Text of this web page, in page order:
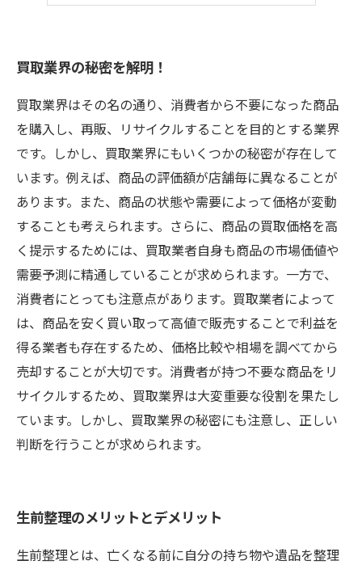
買取業界の秘密を解明！
買取業界はその名の通り、消費者から不要になった商品
を購入し、再販、リサイクルすることを目的とする業界
です。しかし、買取業界にもいくつかの秘密が存在して
います。例えば、商品の評価額が店舗毎に異なることが
あります。また、商品の状態や需要によって価格が変動
することも考えられます。さらに、商品の買取価格を高
く提示するためには、買取業者自身も商品の市場価値や
需要予測に精通していることが求められます。一方で、
消費者にとっても注意点があります。買取業者によって
は、商品を安く買い取って高値で販売することで利益を
得る業者も存在するため、価格比較や相場を調べてから
売却することが大切です。消費者が持つ不要な商品をリ
サイクルするため、買取業界は大変重要な役割を果たし
ています。しかし、買取業界の秘密にも注意し、正しい
判断を行うことが求められます。
生前整理のメリットとデメリット
生前整理とは、亡くなる前に自分の持ち物や遺品を整理